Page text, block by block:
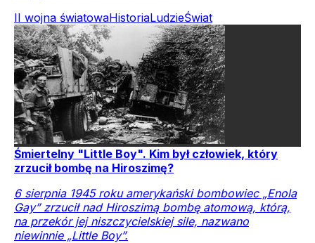
II wojna światowaHistoriaLudzieŚwiat
Śmiertelny "Little Boy". Kim był człowiek, który
zrzucił bombę na Hiroszimę?
6 sierpnia 1945 roku amerykański bombowiec „Enola
Gay” zrzucił nad Hiroszimą bombę atomową, którą,
na przekór jej niszczycielskiej sile, nazwano
niewinnie „Little Boy”.